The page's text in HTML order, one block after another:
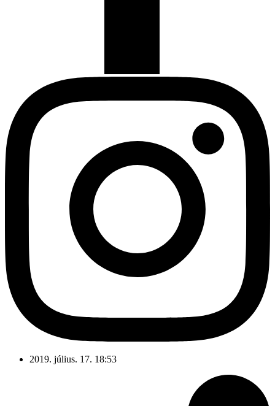
2019. július. 17. 18:53